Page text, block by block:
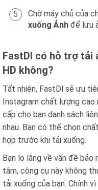
Chờ máy chủ của
xuống Ảnh để lưu
FastDl có hỗ trợ tải
HD không?
Tất nhiên, FastDl sẽ ưu
Instagram chất lượng cao
cấp cho bạn danh sách
nhau. Bạn có thể chọn
hợp trước khi tải xuống.
Bạn lo lắng về vấn đề bảo
tâm, công cụ này không
tải xuống của bạn. Chính